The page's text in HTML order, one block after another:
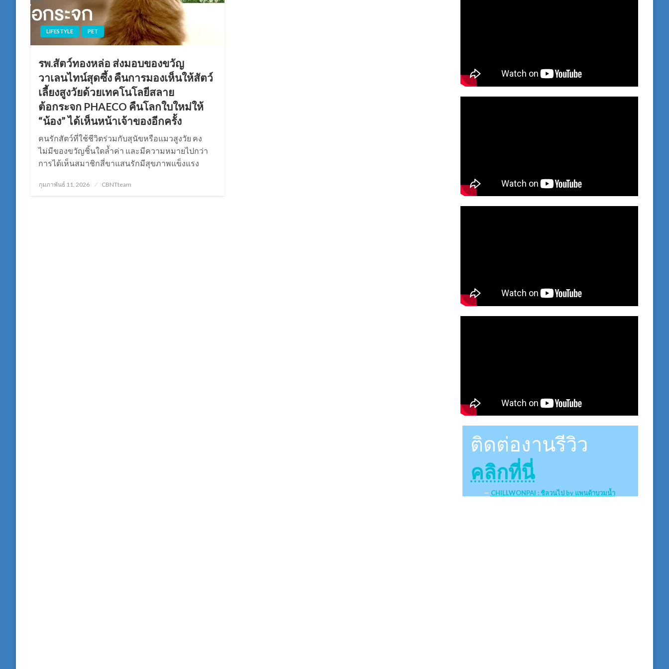
LIFESTYLE PET
รพ.สัตว์ทองหล่อ ส่งมอบของขวัญ
วาเลนไทน์สุดซึ้ง คืนการมองเห็นให้สัตว์
เลี้ยงสูงวัยด้วยเทคโนโลยีสลาย
ต้อกระจก PHAECO คืนโลกใบใหม่ให้
“น้อง” ได้เห็นหน้าเจ้าของอีกครั้ง
คนรักสัตว์ที่ใช้ชีวิตร่วมกับสุนัขหรือแมวสูงวัย คง
ไม่มีของขวัญชิ้นใดล้ำค่า และมีความหมายไปกว่า
การได้เห็นสมาชิกสี่ขาแสนรักมีสุขภาพแข็งแรง
Posted
กุมภาพันธ์ 11, 2026 CBNTteam
ติดต่องานรีวิว
คลิกที่นี่
CHILLWONPAI : ชิลวนไป by แพนด้าบวมน้ำ